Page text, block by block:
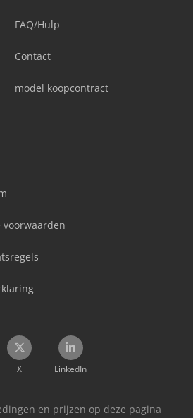
FAQ/Hulp
Contact
model koopcontract
voorwaarden
X LinkedIn
en prijzen op deze pagina